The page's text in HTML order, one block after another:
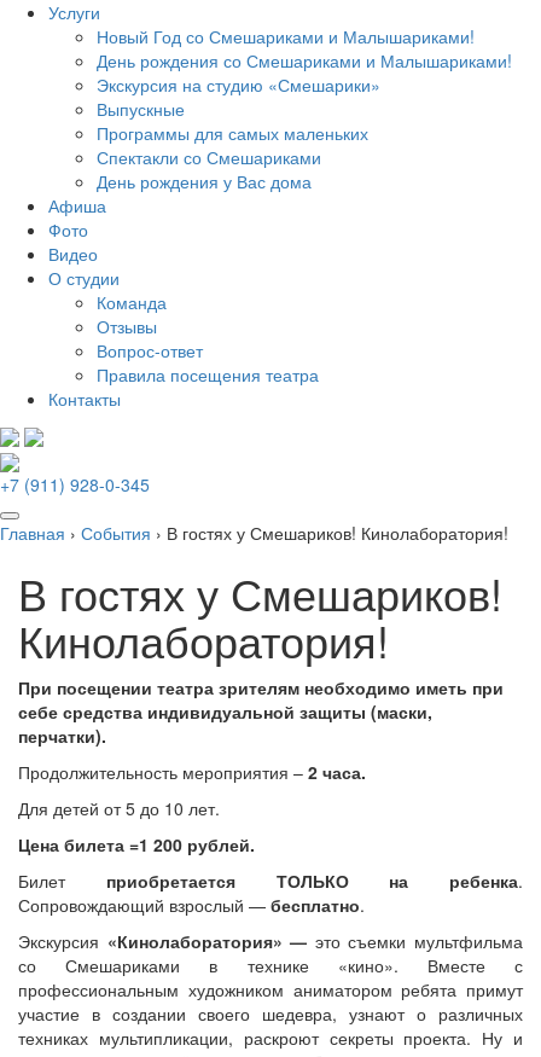
Услуги
Новый Год со Смешариками и Малышариками!
День рождения со Смешариками и Малышариками!
Экскурсия на студию «Смешарики»
Выпускные
Программы для самых маленьких
Спектакли со Смешариками
День рождения у Вас дома
Афиша
Фото
Видео
О студии
Команда
Отзывы
Вопрос-ответ
Правила посещения театра
Контакты
+7 (911) 928-0-345
Главная › События › В гостях у Смешариков! Кинолаборатория!
В гостях у Смешариков!
Кинолаборатория!
При посещении театра зрителям необходимо иметь при
себе средства индивидуальной защиты (маски,
перчатки).
Продолжительность мероприятия – 2 часа.
Для детей от 5 до 10 лет.
Цена билета =1 200 рублей.
Билет приобретается ТОЛЬКО на ребенка.
Сопровождающий взрослый — бесплатно.
Экскурсия «Кинолаборатория» — это съемки мультфильма
со Смешариками в технике «кино». Вместе с
профессиональным художником аниматором ребята примут
участие в создании своего шедевра, узнают о различных
техниках мультипликации, раскроют секреты проекта. Ну и